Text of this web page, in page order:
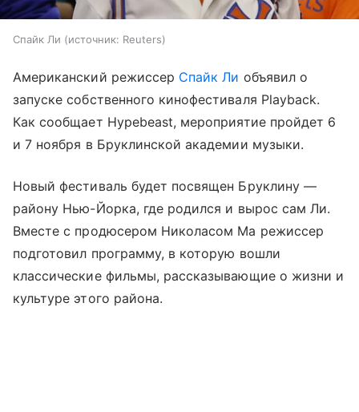
Спайк Ли источник: Reuters
Американский режиссер Спайк Ли объявил о
запуске собственного кинофестиваля Playback.
Как сообщает Hypebeast, мероприятие пройдет 6
и 7 ноября в Бруклинской академии музыки.
Новый фестиваль будет посвящен Бруклину —
району Нью-Йорка, где родился и вырос сам Ли.
Вместе с продюсером Николасом Ма режиссер
подготовил программу, в которую вошли
классические фильмы, рассказывающие о жизни и
культуре этого района.